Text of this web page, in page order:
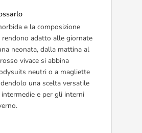
e la composizione
rendono adatto alle giornate
neonata, dalla mattina al
vivace si abbina
neutri o a magliette
una scelta versatile
e per gli interni